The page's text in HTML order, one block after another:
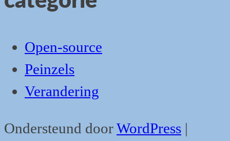
Open-source
Peinzels
Verandering
Ondersteund doorWordPress |